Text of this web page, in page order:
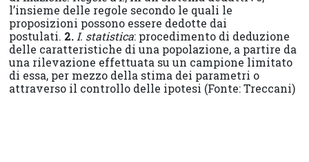
l’insieme delle regole secondo le quali le
proposizioni possono essere dedotte dai
postulati. 2. I. statistica: procedimento di deduzione
delle caratteristiche di una popolazione, a partire da
una rilevazione effettuata su un campione limitato
di essa, per mezzo della stima dei parametri o
attraverso il controllo delle ipotesi (Fonte: Treccani)